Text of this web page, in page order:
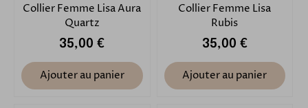
Collier Femme Lisa Aura
Quartz
35,00 €
Ajouter au panier
Collier Femme Lisa
Rubis
35,00 €
Ajouter au panier